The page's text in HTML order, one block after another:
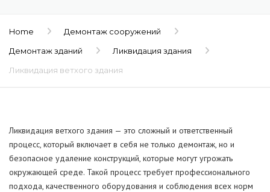
Home
Демонтаж сооружений
Демонтаж зданий
Ликвидация здания
Ликвидация ветхого здания
Ликвидация ветхого здания — это сложный и ответственный
процесс, который включает в себя не только демонтаж, но и
безопасное удаление конструкций, которые могут угрожать
окружающей среде. Такой процесс требует профессионального
подхода, качественного оборудования и соблюдения всех норм